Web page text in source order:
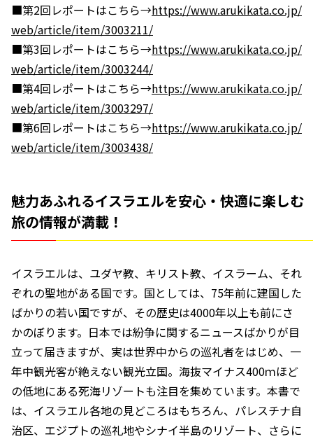
■第2回レポートはこちら→https://www.arukikata.co.jp/
web/article/item/3003211/
■第3回レポートはこちら→https://www.arukikata.co.jp/
web/article/item/3003244/
■第4回レポートはこちら→https://www.arukikata.co.jp/
web/article/item/3003297/
■第6回レポートはこちら→https://www.arukikata.co.jp/
web/article/item/3003438/
魅力あふれるイスラエルを安心・快適に楽しむ
旅の情報が満載！
イスラエルは、ユダヤ教、キリスト教、イスラーム、それ
ぞれの聖地がある国です。国としては、75年前に建国した
ばかりの若い国ですが、その歴史は4000年以上も前にさ
かのぼります。日本では紛争に関するニュースばかりが目
立って届きますが、実は世界中からの巡礼者をはじめ、一
年中観光客が絶えない観光立国。海抜マイナス400ｍほど
の低地にある死海リゾートも注目を集めています。本書で
は、イスラエル各地の見どころはもちろん、パレスチナ自
治区、エジプトの巡礼地やシナイ半島のリゾート、さらに